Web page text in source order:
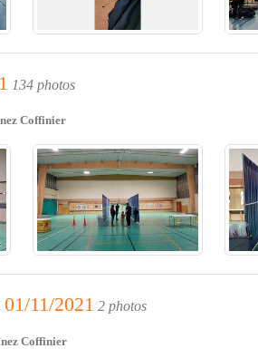
134 photos
Coffinier
11/2021 2 photos
Coffinier